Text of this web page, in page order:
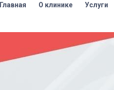
Главная О клинике Услуги